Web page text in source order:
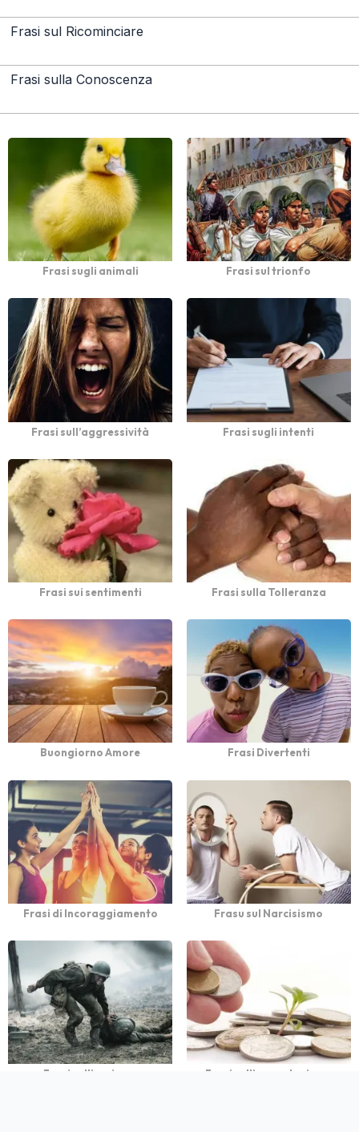
Frasi sul Ricominciare
Frasi sulla Conoscenza
Frasi sugli animali Frasi sul trionfo
Frasi sull’aggressività Frasi sugli intenti
Frasi sui sentimenti Frasi sulla Tolleranza
Buongiorno Amore Frasi Divertenti
Frasi di Incoraggiamento Frasu sul Narcisismo
Frasi sull’eroismo Frasi sull’opportunismo